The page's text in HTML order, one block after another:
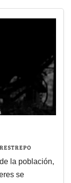
la población,
se